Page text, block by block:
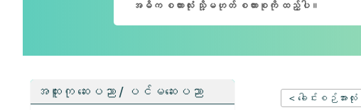
အထူးကု ဆေးပညာ / ပင်မဆေးပညာ
< ခေါင်းစဉ်အားလုံး